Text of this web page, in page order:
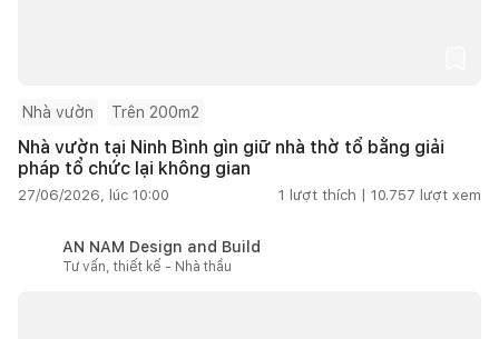
Nhà vườn Trên 200m2
Nhà vườn tại Ninh Bình gìn giữ nhà thờ tổ bằng giải
pháp tổ chức lại không gian
27/06/2026, lúc 10:00 1 lượt thích | 10.757 lượt xem
AN NAM Design and Build
Tư vấn, thiết kế - Nhà thầu